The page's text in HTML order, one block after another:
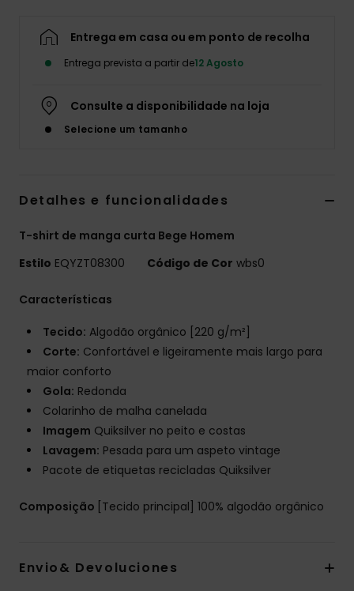
Entrega em casa ou em ponto de recolha
Entrega prevista a partir de12 Agosto
Consulte a disponibilidade na loja
Selecione um tamanho
Detalhes e funcionalidades
T-shirt de manga curta Bege Homem
Estilo EQYZT08300 Código de Cor wbs0
Características
Tecido: Algodão orgânico [220 g/m²]
Corte: Confortável e ligeiramente mais largo para
maior conforto
Gola: Redonda
Colarinho de malha canelada
Imagem Quiksilver no peito e costas
Lavagem: Pesada para um aspeto vintage
Pacote de etiquetas recicladas Quiksilver
Composição [Tecido principal] 100% algodão orgânico
Envio& Devoluciones